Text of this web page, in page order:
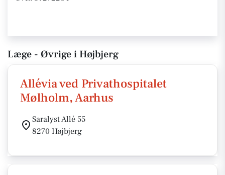
Læge - Øvrige i Højbjerg
Allévia ved Privathospitalet
Mølholm, Aarhus
Saralyst Allé 55
8270 Højbjerg